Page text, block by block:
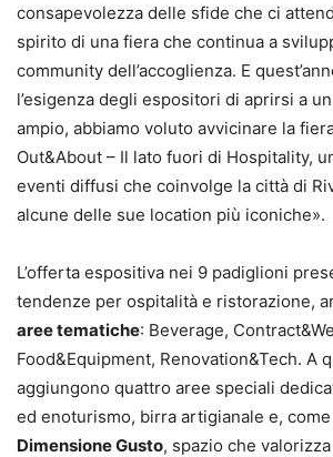
consapevolezza delle sfide che ci
spirito di una fiera che continua a
community dell’accoglienza. E
l’esigenza degli espositori di aprirsi a
ampio, abbiamo voluto avvicinare la
Out&About – Il lato fuori di Hospitality,
eventi diffusi che coinvolge la città di
alcune delle sue location più iconiche».
L’offerta espositiva nei 9 padiglioni
tendenze per ospitalità e ristorazione,
aree tematiche: Beverage,
Food&Equipment, Renovation&Tech. A
aggiungono quattro aree speciali
ed enoturismo, birra artigianale e,
Dimensione Gusto, spazio che